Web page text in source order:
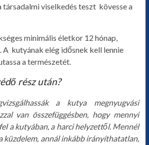
társadalmi viselkedés teszt kövesse a
minimális életkor 12 hónap,
A kutyának elég idősnek kell lennie
a természetét.
rész után?
a kutya megnyugvási
van összefüggésben, hogy mennyi
a kutyában, a harci helyzettől. Mennél
küzdelem, annál inkább irányíthatatlan,